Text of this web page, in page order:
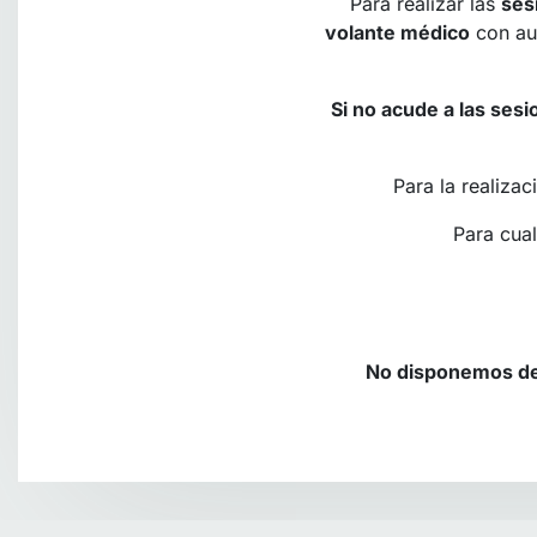
volante médico con
Si no acude a las
Para la
Para
No disponemos